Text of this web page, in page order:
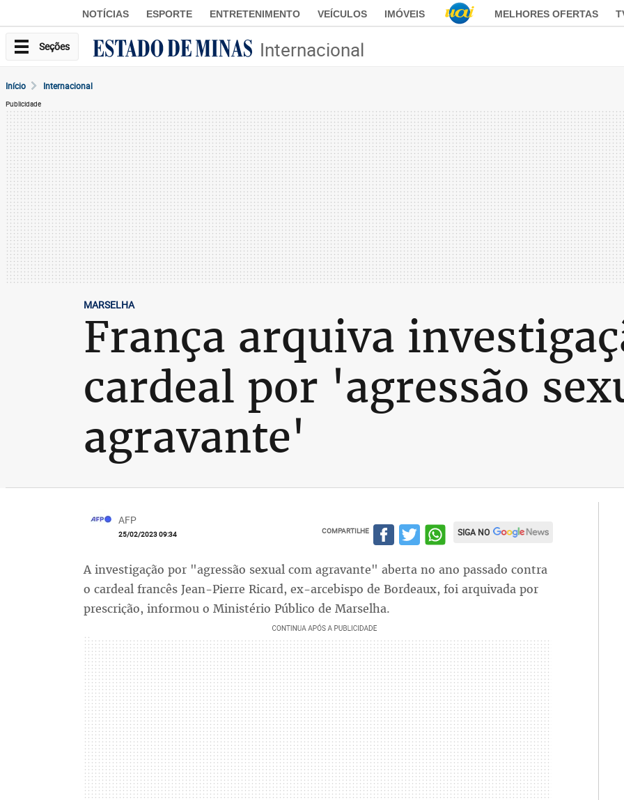
NOTÍCIAS ESPORTE ENTRETENIMENTO VEÍCULOS IMÓVEIS MELHORES OFERTAS
Seções Internacional
Início Internacional
Publicidade
MARSELHA
França arquiva
cardeal por 'agressão
agravante'
AFP
25/02/2023 09:34 COMPARTILHE SIGA NO
A investigação por "agressão sexual com agravante" aberta no ano passado contra
o cardeal francês Jean-Pierre Ricard, ex-arcebispo de Bordeaux, foi arquivada por
prescrição, informou o Ministério Público de Marselha.